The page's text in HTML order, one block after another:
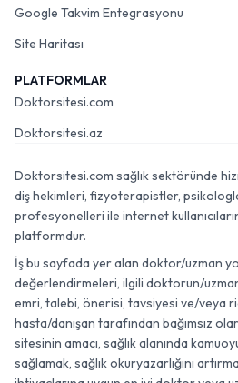
Google Takvim Entegrasyonu
Site Haritası
PLATFORMLAR
Doktorsitesi.com
Doktorsitesi.az
Doktorsitesi.com sağlık sektöründe
diş hekimleri, fizyoterapistler,
profesyonelleri ile internet
platformdur.
İş bu sayfada yer alan doktor/uzman
değerlendirmeleri, ilgili doktorun/
emri, talebi, önerisi, tavsiyesi ve/veya
hasta/danışan tarafından bağımsız
sitesinin amacı, sağlık alanında
sağlamak, sağlık okuryazarlığını